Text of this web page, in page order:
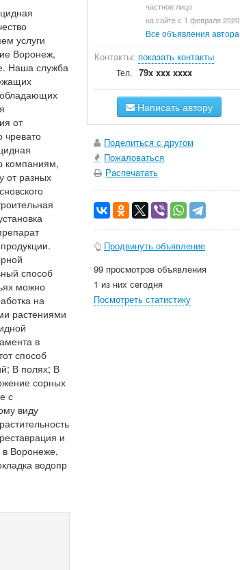
услуги
Воронеж,
Наша служба
от
чревато
компаниям,
от разных
способ
можно
на
растениями
в
способ
В полях; В
сорных
с
виду
и
в Воронеже,
водопр
частное лицо
на сайте с 1 февраля 2020
Все объявления автора
Контакты: показать контакты
Тел. 79x xxx xxxx
Написать автору
Поделиться с другом
Пожаловаться
Распечатать
Продвинуть объявление
99 просмотров объявления
1 из них сегодня
Посмотреть статистику